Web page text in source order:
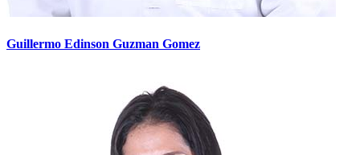
Guillermo Edinson Guzman Gomez